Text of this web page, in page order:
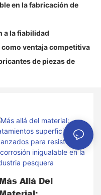
en la fabricación de
a la fiabilidad
ventaja competitiva
de piezas de
Más Allá Del